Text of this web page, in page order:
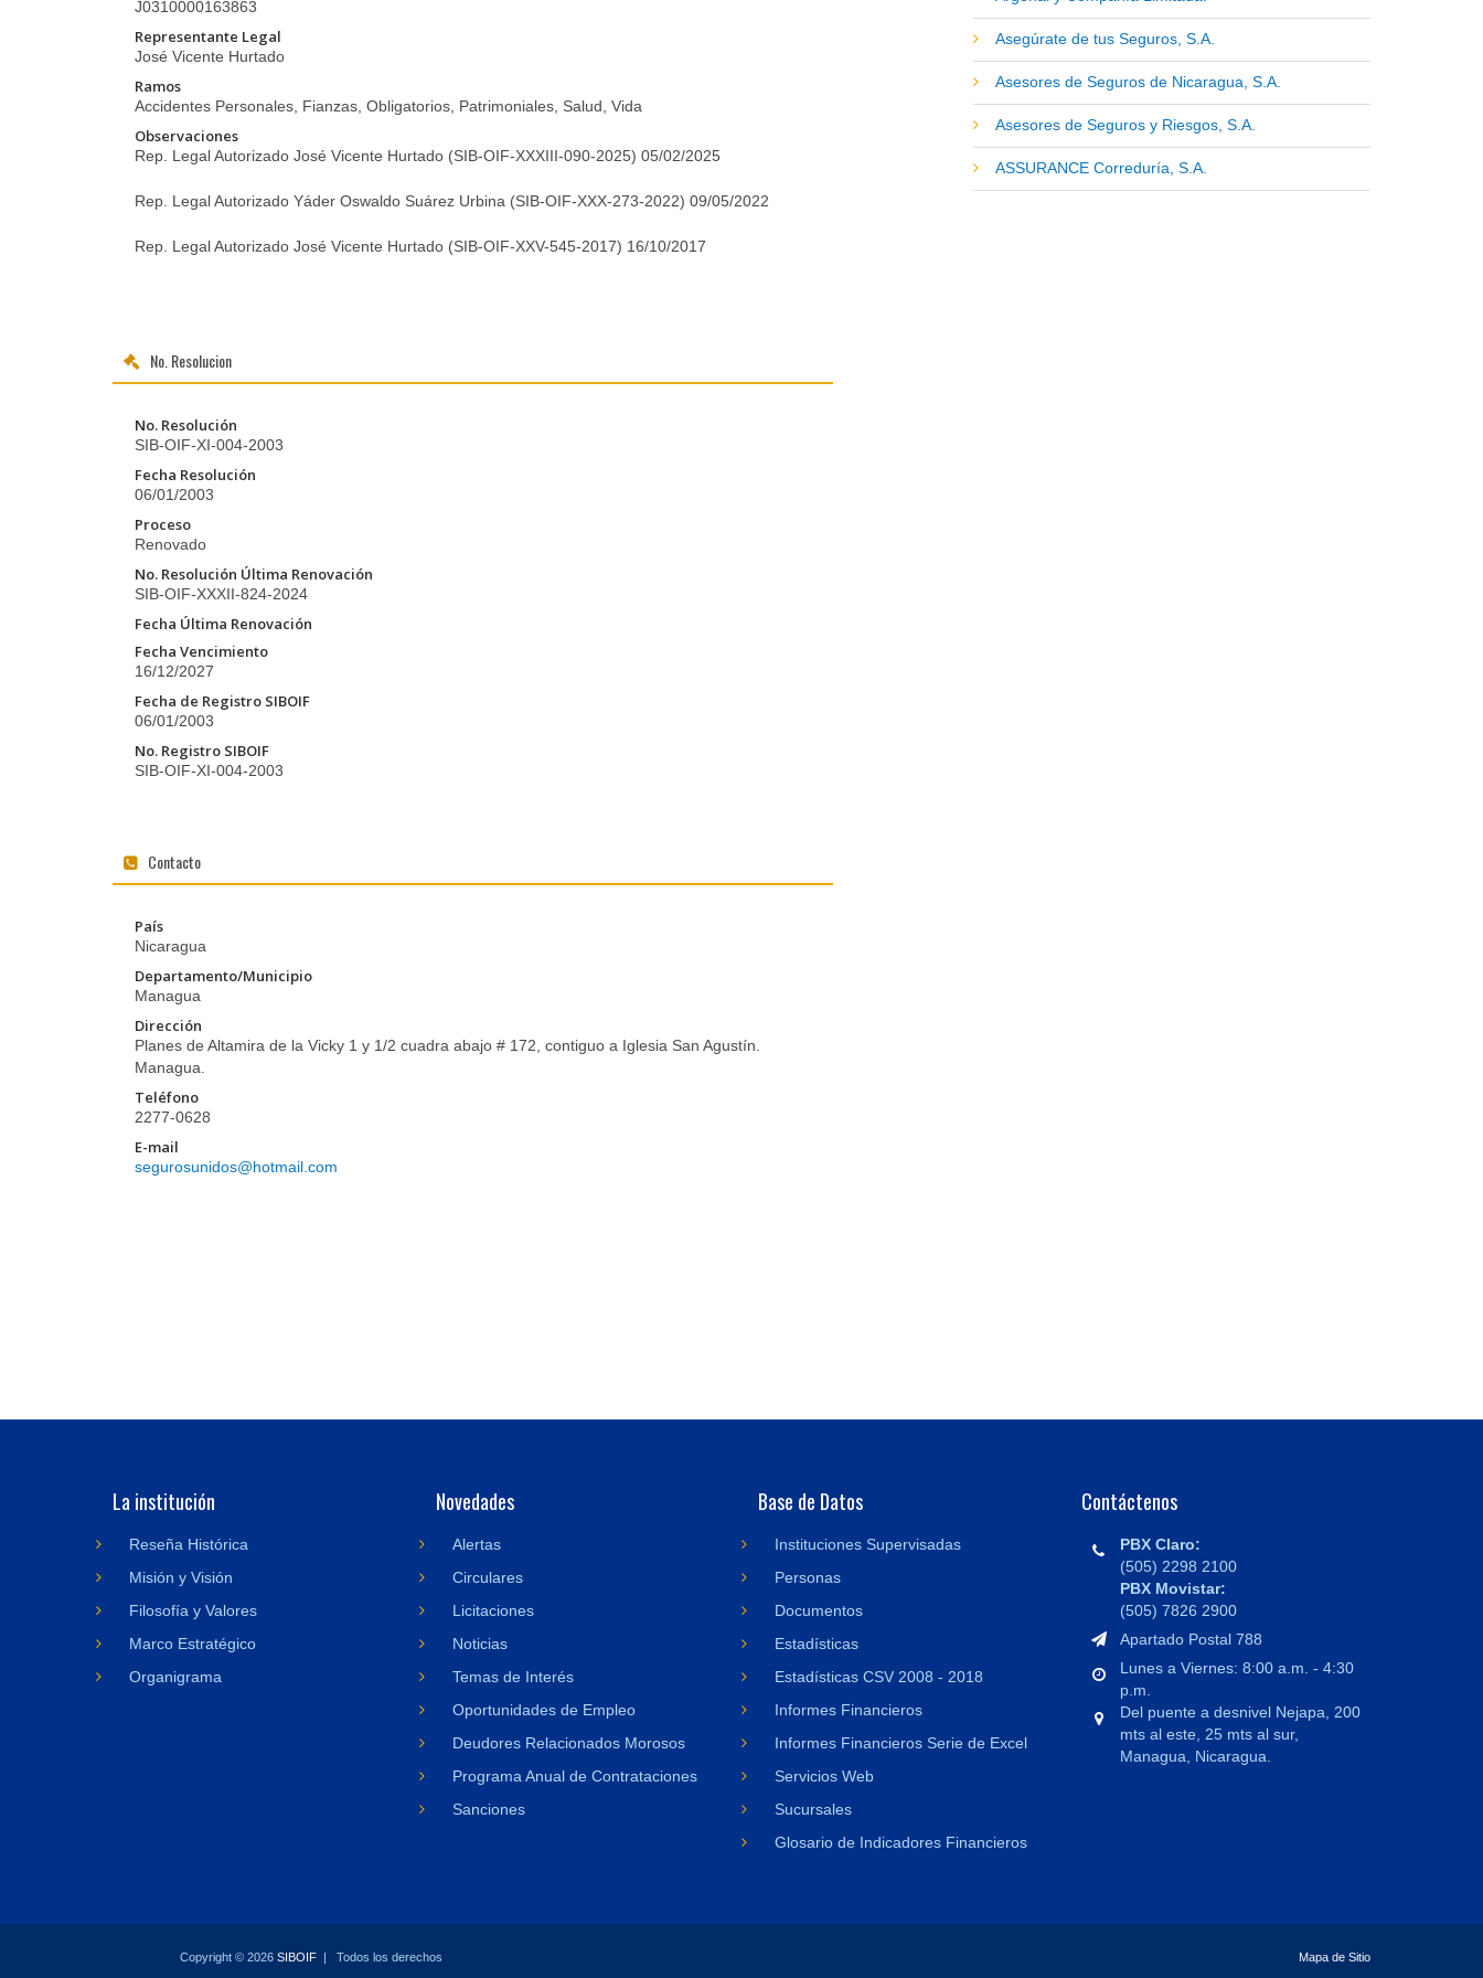
J0310000163863
Representante Legal
José Vicente Hurtado
Ramos
Accidentes Personales, Fianzas, Obligatorios, Patrimoniales, Salud, Vida
Observaciones
Rep. Legal Autorizado José Vicente Hurtado (SIB-OIF-XXXIII-090-2025) 05/02/2025
Rep. Legal Autorizado Yáder Oswaldo Suárez Urbina (SIB-OIF-XXX-273-2022) 09/05/2022
Rep. Legal Autorizado José Vicente Hurtado (SIB-OIF-XXV-545-2017) 16/10/2017
No. Resolucion
No. Resolución
SIB-OIF-XI-004-2003
Fecha Resolución
06/01/2003
Proceso
Renovado
No. Resolución Última Renovación
SIB-OIF-XXXII-824-2024
Fecha Última Renovación
Fecha Vencimiento
16/12/2027
Fecha de Registro SIBOIF
06/01/2003
No. Registro SIBOIF
SIB-OIF-XI-004-2003
Contacto
País
Nicaragua
Departamento/Municipio
Managua
Dirección
Planes de Altamira de la Vicky 1 y 1/2 cuadra abajo # 172, contiguo a Iglesia San Agustín.
Managua.
Teléfono
2277-0628
E-mail
segurosunidos@hotmail.com
Asegúrate de tus Seguros, S.A.
Asesores de Seguros de Nicaragua, S.A.
Asesores de Seguros y Riesgos, S.A.
ASSURANCE Correduría, S.A.
La institución
Reseña Histórica
Misión y Visión
Filosofía y Valores
Marco Estratégico
Organigrama
Novedades
Alertas
Circulares
Licitaciones
Noticias
Temas de Interés
Oportunidades de Empleo
Deudores Relacionados Morosos
Programa Anual de Contrataciones
Sanciones
Base de Datos
Instituciones Supervisadas
Personas
Documentos
Estadísticas
Estadísticas CSV 2008 - 2018
Informes Financieros
Informes Financieros Serie de Excel
Servicios Web
Sucursales
Glosario de Indicadores Financieros
Contáctenos
PBX Claro:
(505) 2298 2100
PBX Movistar:
(505) 7826 2900
Apartado Postal 788
Lunes a Viernes: 8:00 a.m. - 4:30
p.m.
Del puente a desnivel Nejapa, 200
mts al este, 25 mts al sur,
Managua, Nicaragua.
Copyright © 2026 SIBOIF | Todos los derechos Mapa de Sitio